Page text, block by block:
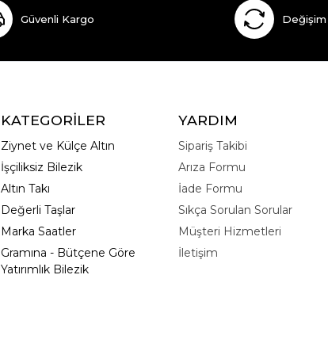
Güvenli Kargo
KATEGORİLER
Ziynet ve Külçe Altın
İşçiliksiz Bilezik
Altın Takı
Değerli Taşlar
Marka Saatler
Gramına - Bütçene Göre
Yatırımlık Bilezik
YARDIM
Sipariş Takibi
Arıza Formu
İade Formu
Sıkça Sorulan Sorular
Müşteri Hizmetleri
İletişim